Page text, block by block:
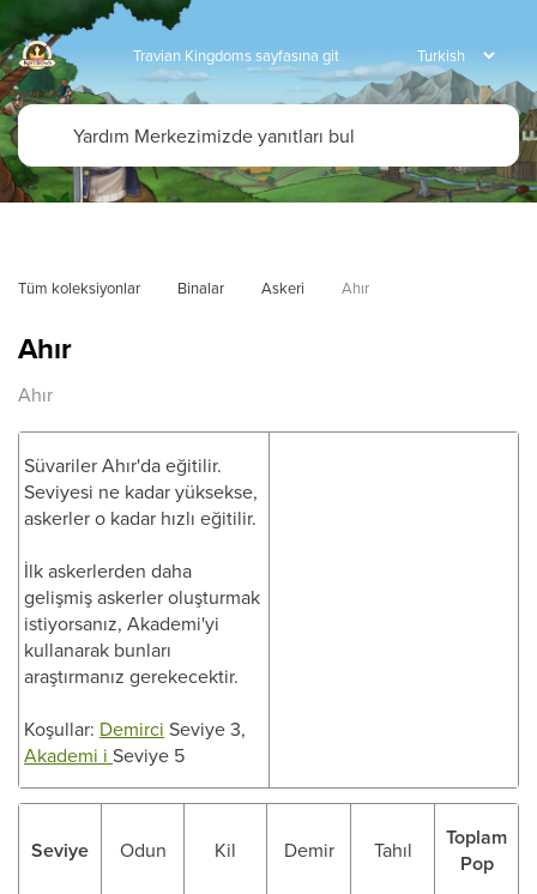
Travian Kingdoms sayfasına git
Tüm koleksiyonlar Binalar Askeri Ahır
Ahır
Ahır
Süvariler Ahır'da eğitilir.
Seviyesi ne kadar yüksekse,
askerler o kadar hızlı eğitilir.
İlk askerlerden daha
gelişmiş askerler oluşturmak
istiyorsanız, Akademi'yi
kullanarak bunları
araştırmanız gerekecektir.
Koşullar: Demirci Seviye 3,
Akademi i Seviye 5
Seviye Odun Kil Demir Tahıl
Toplam
Pop